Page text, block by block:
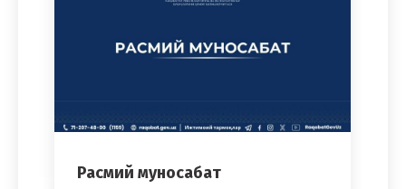
Расмий муносабат